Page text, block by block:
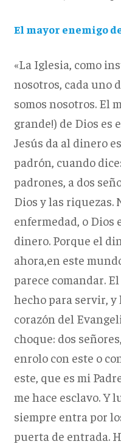
El mayor enemigo
«La Iglesia, como
nosotros, cada uno
somos nosotros. El
grande!) de Dios es
Jesús da al dinero
padrón, cuando
padrones, a dos
Dios y las riquezas.
enfermedad, o Dios
dinero. Porque el
ahora,en este
parece comandar.
hecho para servir, y
corazón del
choque: dos
enrolo con este o
este, que es mi
me hace esclavo. Y
siempre entra por
puerta de entrada.